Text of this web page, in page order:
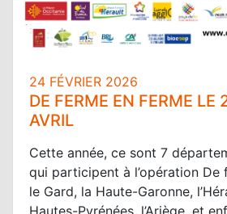
24 FÉVRIER 2026
DE FERME EN FERME LE
AVRIL
Cette année, ce sont 7
qui participent à l’opération De
le Gard, la Haute-Garonne,